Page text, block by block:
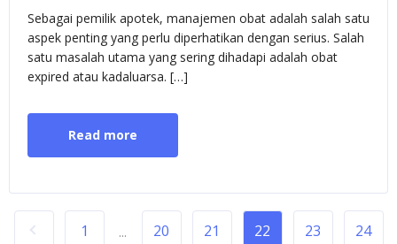
Harus Diketahui
Pemilik Apotek
Sebagai pemilik apotek, manajemen obat adalah salah satu
aspek penting yang perlu diperhatikan dengan serius. Salah
satu masalah utama yang sering dihadapi adalah obat
expired atau kadaluarsa. […]
Read more
1 ... 20 21 22 23 24